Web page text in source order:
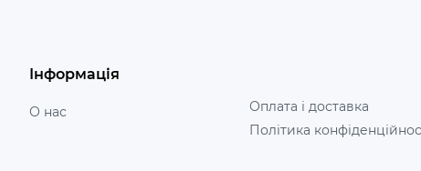
Інформація
О нас
Оплата і доставка
Політика